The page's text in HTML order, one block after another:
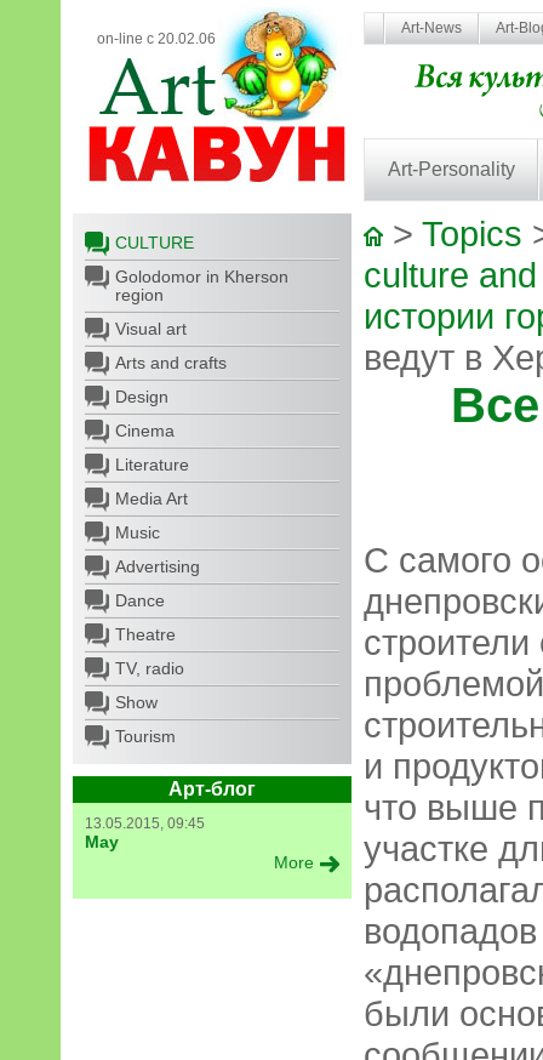
on-line с 20.02.06
Art-News Art-
Art-Personality
CULTURE
Golodomor in Kherson
region
Visual art
Arts and crafts
Design
Cinema
Literature
Media Art
Music
Advertising
Dance
Theatre
TV, radio
Show
Tourism
Арт-блог
13.05.2015, 09:45
May
More
> Topics
culture
истории
ведут в
С самого
строители
и
что выше
участке
были